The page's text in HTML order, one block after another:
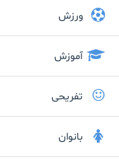
ورزش
آموزش
تفریحی
بانوان